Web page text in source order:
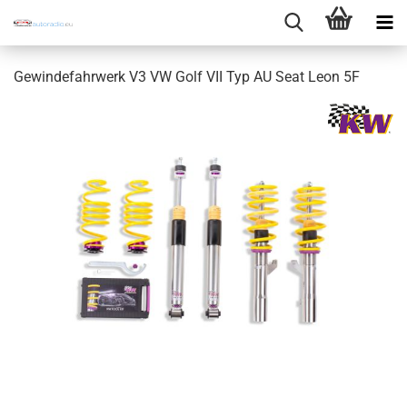
Gewindefahrwerk V3 VW Golf VII Typ AU Seat Leon 5F